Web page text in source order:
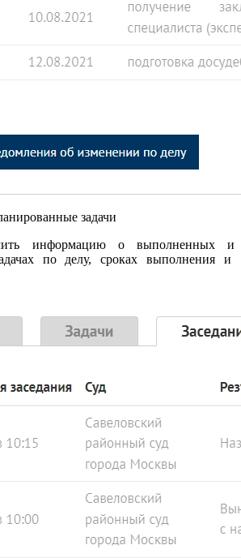
задачи
информацию о выполненных и
по делу, сроках выполнения и